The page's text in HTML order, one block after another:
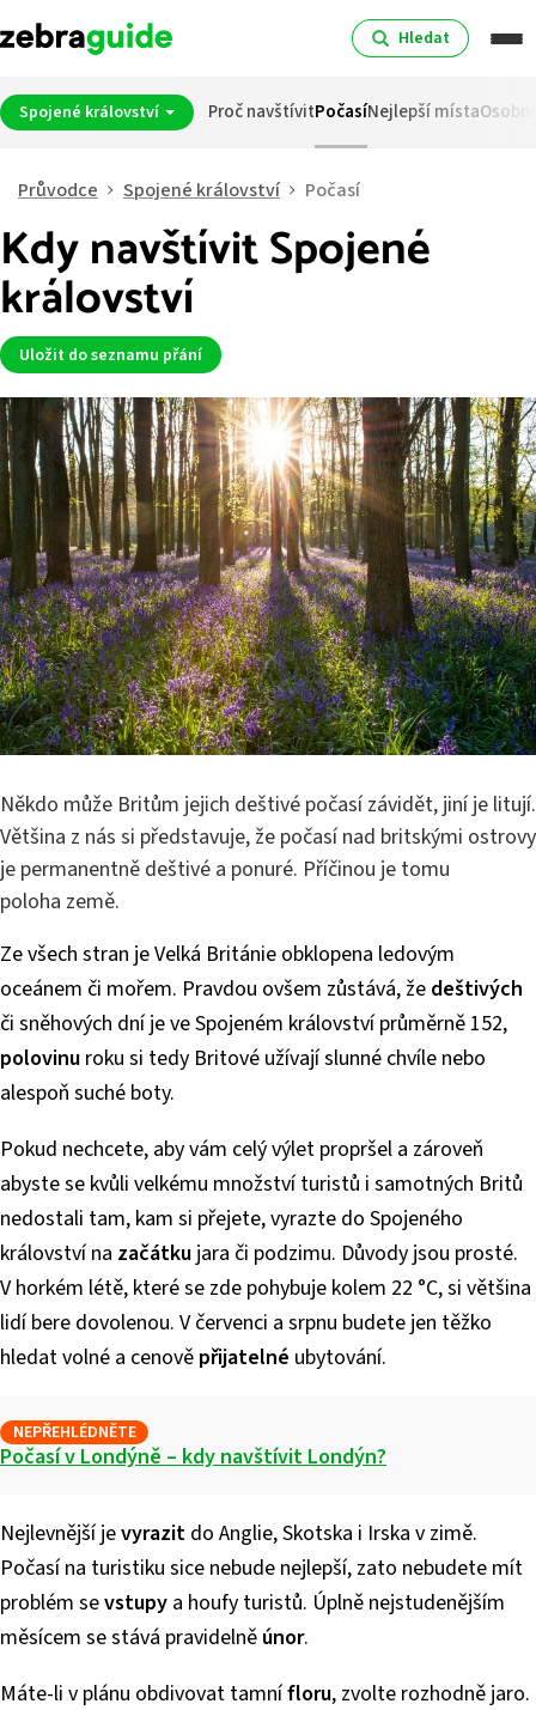
Hledat
Spojené království Proč navštívitPočasíNejlepší místa
Průvodce Spojené království Počasí
Kdy navštívit Spojené
království
Uložit do seznamu přání
Někdo může Britům jejich deštivé počasí závidět, jiní je litují.
Většina z nás si představuje, že počasí nad britskými ostrovy
je permanentně deštivé a ponuré. Příčinou je tomu
poloha země.
Ze všech stran je Velká Británie obklopena ledovým
oceánem či mořem. Pravdou ovšem zůstává, že deštivých
či sněhových dní je ve Spojeném království průměrně 152,
polovinu roku si tedy Britové užívají slunné chvíle nebo
alespoň suché boty.
Pokud nechcete, aby vám celý výlet propršel a zároveň
abyste se kvůli velkému množství turistů i samotných Britů
nedostali tam, kam si přejete, vyrazte do Spojeného
království na začátku jara či podzimu. Důvody jsou prosté.
V horkém létě, které se zde pohybuje kolem 22 °C, si většina
lidí bere dovolenou. V červenci a srpnu budete jen těžko
hledat volné a cenově přijatelné ubytování.
NEPŘEHLÉDNĚTE
Počasí v Londýně – kdy navštívit Londýn?
Nejlevnější jevyrazit do Anglie, Skotska i Irska v zimě.
Počasí na turistiku sice nebude nejlepší, zato nebudete mít
problém sevstupy a houfy turistů. Úplně nejstudenějším
měsícem se stává pravidelně únor.
Máte-li v plánu obdivovat tamnífloru, zvolte rozhodně jaro.